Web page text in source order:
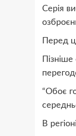
Серія
Перед
“Обоє
В